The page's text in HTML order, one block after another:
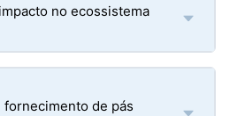
no ecossistema
fornecimento de pás